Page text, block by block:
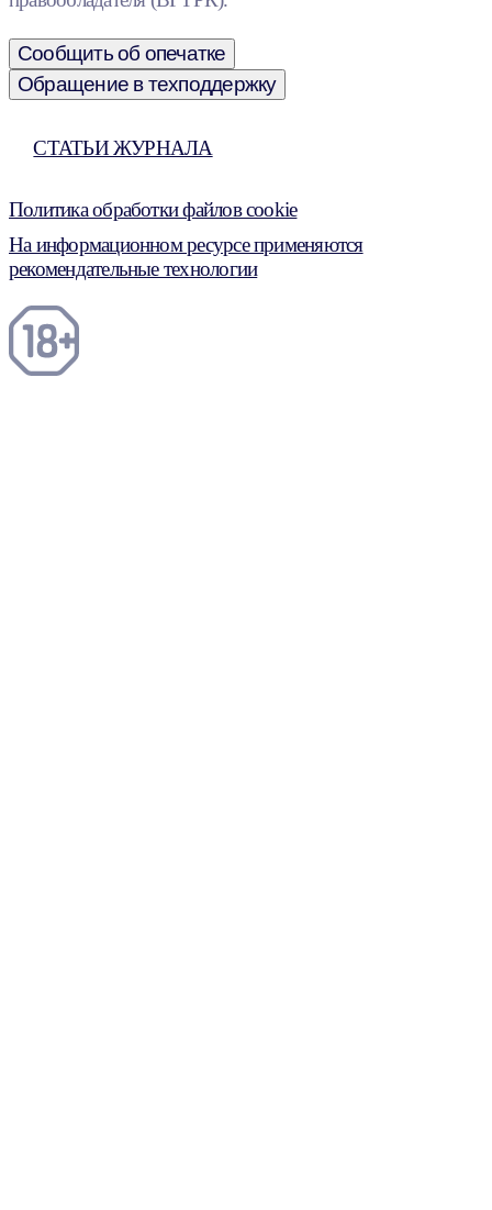
Сообщить об опечатке
Обращение в техподдержку
СТАТЬИ ЖУРНАЛА
Политика обработки файлов cookie
На информационном ресурсе применяются
рекомендательные технологии